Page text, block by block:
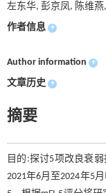
左东华, 彭京凤, 陈维
作者信息 +
Author information +
文章历史 +
摘要
目的:探讨5项改良衰
2021年6月至2024年5